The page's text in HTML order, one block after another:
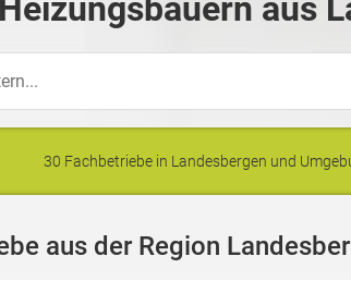
aus
30 Fachbetriebe in Landesbergen und
aus der Region